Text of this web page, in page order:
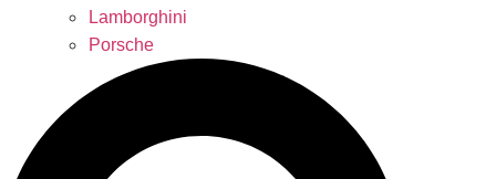
Lamborghini
Porsche